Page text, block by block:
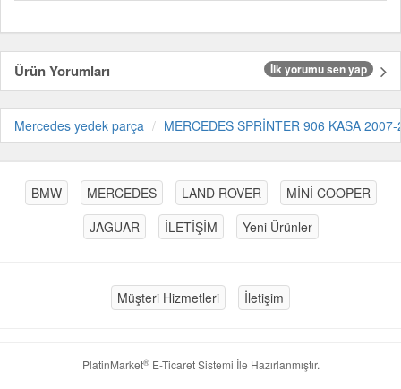
Ürün Yorumları İlk yorumu sen yap
Mercedes yedek parça MERCEDES SPRİNTER 906 KASA
BMW MERCEDES LAND ROVER
MİNİ COOPER
JAGUAR
İLETİŞİM Yeni Ürünler
Müşteri Hizmetleri İletişim
PlatinMarket®E-Ticaret Sistemi İle Hazırlanmıştır.